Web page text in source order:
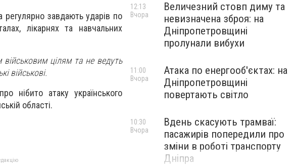
регулярно завдають ударів по
лікарнях та навчальних
цілям та не ведуть
військові.
нібито атаку українського
області.
Величезний стовп диму та
невизначена зброя: на
Дніпропетровщині
пролунали вибухи
12:13
Вчора
Атака по енергооб'єктах: на
Дніпропетровщині
повертають світло
11:00
Вчора
Вдень скасують трамваї:
пасажирів попередили про
зміни в роботі транспорту
Дніпра
10:30
Вчора